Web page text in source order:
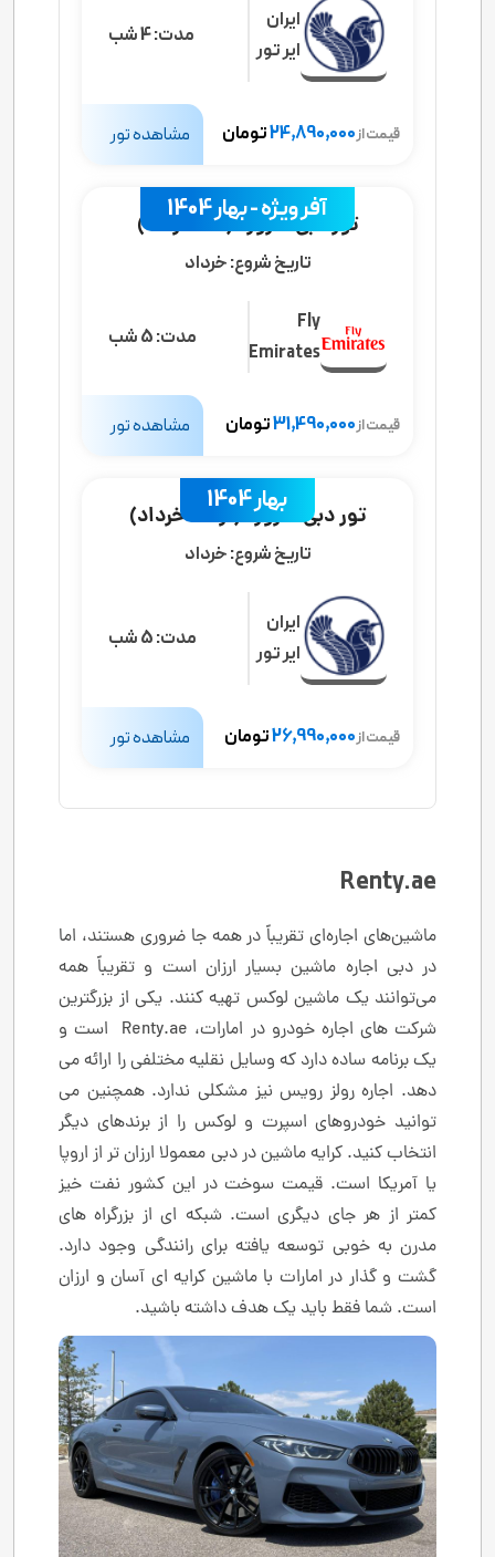
ایران
ایر تور
مدت:4 شب
قیمت از24,890,000تومان مشاهده تور
آفر ویژه - بهار 1404
تور دبی 6 روزه (24 خرداد)
تاریخ شروع:خرداد
Fly
Emirates
مدت:5 شب
قیمت از31,490,000تومان مشاهده تور
بهار 1404
تور دبی 6 روزه (از 20 خرداد)
تاریخ شروع:خرداد
ایران
ایر تور
مدت:5 شب
قیمت از26,990,000تومان مشاهده تور
Renty.ae
ماشین‌های اجاره‌ای تقریباً در همه جا ضروری هستند، اما
در دبی اجاره ماشین بسیار ارزان است و تقریباً همه
می‌توانند یک ماشین لوکس تهیه کنند. یکی از بزرگترین
شرکت های اجاره خودرو در امارات، Renty.ae است و
یک برنامه ساده دارد که وسایل نقلیه مختلفی را ارائه می
دهد. اجاره رولز رویس نیز مشکلی ندارد. همچنین می
توانید خودروهای اسپرت و لوکس را از برندهای دیگر
انتخاب کنید. کرایه ماشین در دبی معمولا ارزان تر از اروپا
یا آمریکا است. قیمت سوخت در این کشور نفت خیز
کمتر از هر جای دیگری است. شبکه ای از بزرگراه های
مدرن به خوبی توسعه یافته برای رانندگی وجود دارد.
گشت و گذار در امارات با ماشین کرایه ای آسان و ارزان
است. شما فقط باید یک هدف داشته باشید.